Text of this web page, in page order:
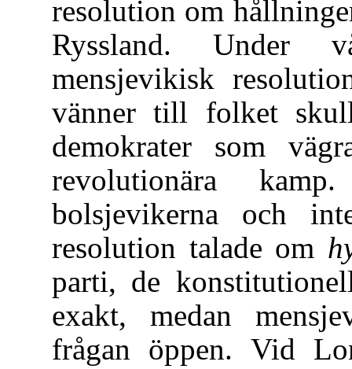
resolution om
Ryssland. Under
mensjevikisk
vänner till folket
demokrater som
revolutionära
bolsjevikerna och
resolution talade om
parti, de
exakt, medan
frågan öppen. Vid